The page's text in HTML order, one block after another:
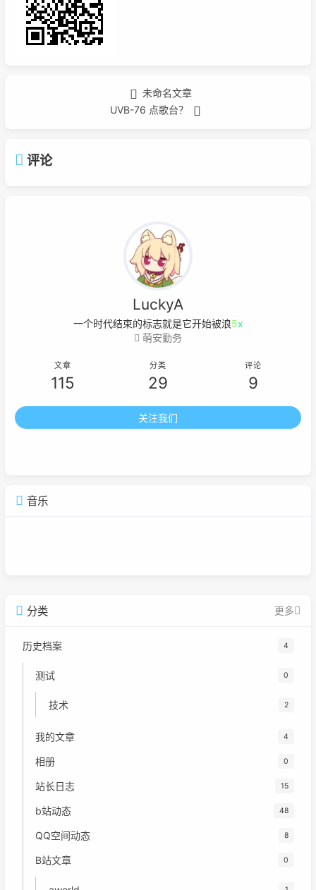
未命名文章
UVB-76 点歌台？
评论
LuckyA
一个时代结束的标志就是它开始被浪漫化
萌安勤务
文章
115
分类
29
评论
9
关注我们
音乐
分类 更多
历史档案 4
测试 0
技术 2
我的文章 4
相册 0
站长日志 15
b站动态 48
QQ空间动态 8
B站文章 0